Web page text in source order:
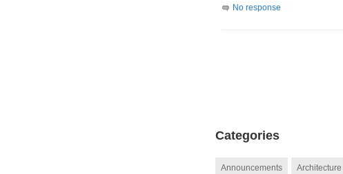
No response
Categories
Announcements Architecture